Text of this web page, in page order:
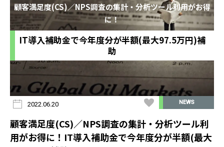
顧客満足度(CS)／NPS調査の集計・分析ツール利用がお得
に！
IT導入補助金で今年度分が半額(最大97.5万円)補
助
2022.06.20 NEWS
顧客満足度(CS)／NPS調査の集計・分析ツール利
用がお得に！IT導入補助金で今年度分が半額(最大